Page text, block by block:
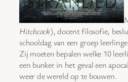
Hitchcock), docent filosofie,
schooldag van een groep
Zij moeten bepalen welke 10
een bunker in het geval een
weer de wereld op te bouwen.